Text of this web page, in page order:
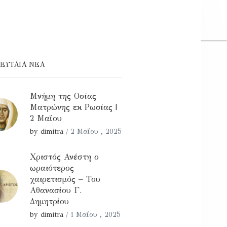
ΝΕΑ
Μνήμη της Οσίας
Ματρώνης εκ Ρωσίας |
2 Μαΐου
by dimitra / 2 Μαΐου , 2025
Χριστός Ανέστη ο
ωραιότερος
χαιρετισμός – Του
Αθανασίου Γ.
Δημητρίου
by dimitra / 1 Μαΐου , 2025